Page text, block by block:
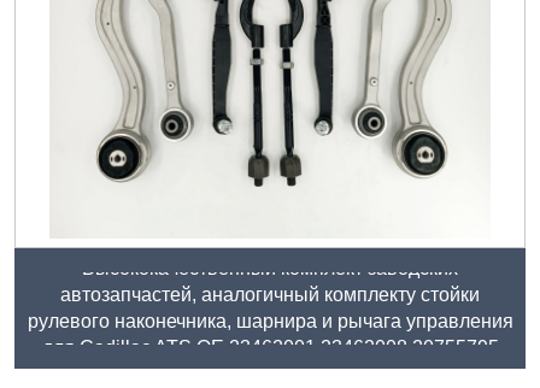
Высококачественный комплект заводских
автозапчастей, аналогичный комплекту стойки
рулевого наконечника, шарнира и рычага управления
для Cadillac ATS ОЕ 23462001 23462008 20755795